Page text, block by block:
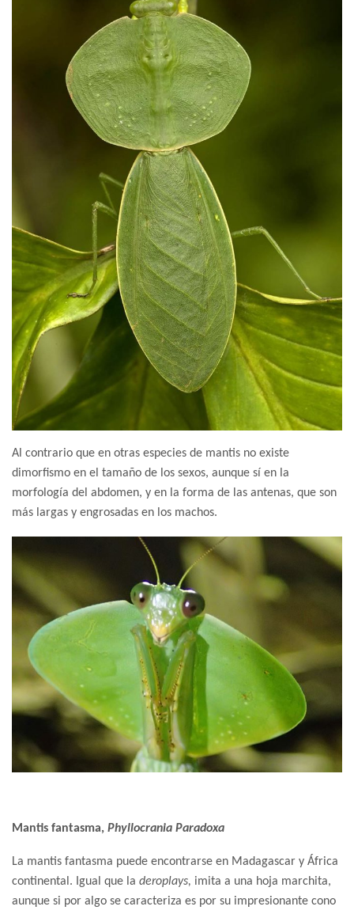
Al contrario que en otras especies de mantis no existe
dimorfismo en el tamaño de los sexos, aunque sí en la
morfología del abdomen, y en la forma de las antenas, que son
más largas y engrosadas en los machos.
Mantis fantasma, Phyllocrania Paradoxa
La mantis fantasma puede encontrarse en Madagascar y África
continental. Igual que la deroplays, imita a una hoja marchita,
aunque si por algo se caracteriza es por su impresionante cono